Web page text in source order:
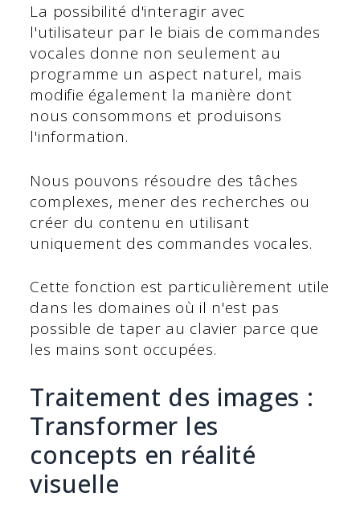
La possibilité d'interagir avec
l'utilisateur par le biais de commandes
vocales donne non seulement au
programme un aspect naturel, mais
modifie également la manière dont
nous consommons et produisons
l'information.
Nous pouvons résoudre des tâches
complexes, mener des recherches ou
créer du contenu en utilisant
uniquement des commandes vocales.
Cette fonction est particulièrement utile
dans les domaines où il n'est pas
possible de taper au clavier parce que
les mains sont occupées.
Traitement des images :
Transformer les
concepts en réalité
visuelle